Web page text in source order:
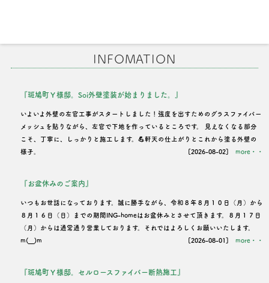
INFOMATION
『斑鳩町Ｙ様邸。Soi外壁塗装が始まりました。』
いよいよ外壁の左官工事がスタートしました！強度を出すためのグラスファイバー
メッシュを貼りながら、左官で下地を作っているところです。 見えなくなる部分
こそ、丁寧に、しっかりと施工します。💪軒天の仕上がりとこれから塗る外壁の
様子。 [2026-08-02] more・・
『お盆休みのご案内』
いつもお世話になっております。誠に勝手ながら、令和８年８月１０日（月）から
８月１６日（日）までの期間ING-homeはお盆休みとさせて頂きます。８月１７日
（月）からは通常通り営業しております。それではよろしくお願いいたします。
m(__)m [2026-08-01] more・・
『斑鳩町Ｙ様邸。セルロースファイバー断熱施工』